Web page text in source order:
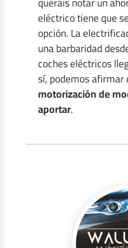
eléctrico tiene que
opción. La
una barbaridad
coches eléctricos
sí, podemos afirmar
motorización de
aportar.